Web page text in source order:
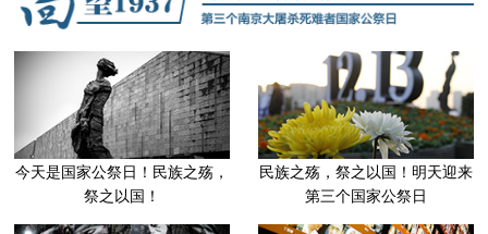
今天是国家公祭日！民族之殇，
祭之以国！
民族之殇，祭之以国！明天迎来
第三个国家公祭日